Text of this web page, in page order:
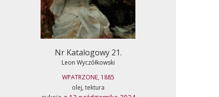
Nr Katalogowy 21.
Leon Wyczółkowski
WPATRZONE, 1885
olej, tektura